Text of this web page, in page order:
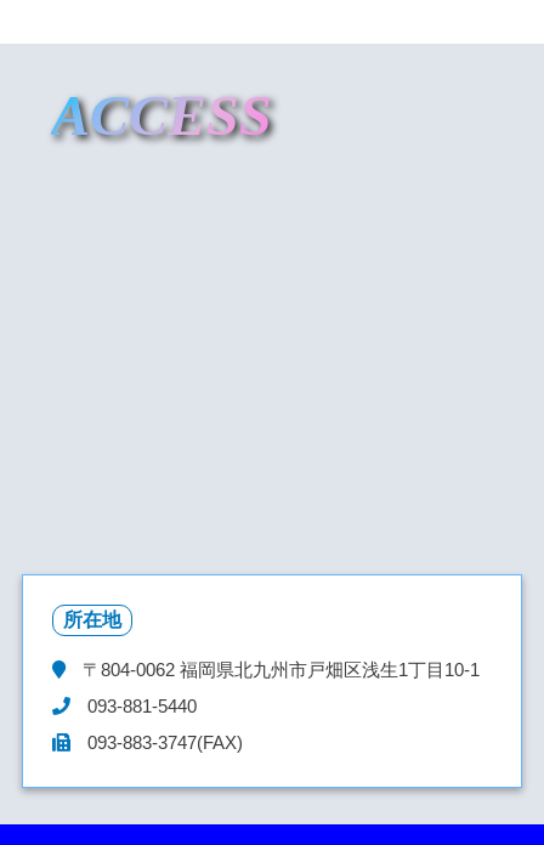
ACCESS
所在地
〒804-0062福岡県北九州市戸畑区浅生1丁目10-1
093-881-5440
093-883-3747(FAX)